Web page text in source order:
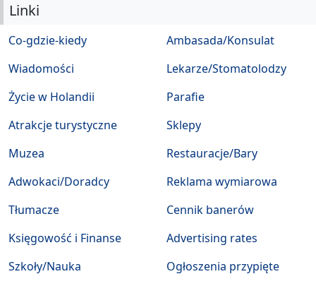
Linki
Co-gdzie-kiedy
Wiadomości
Życie w Holandii
Atrakcje turystyczne
Muzea
Ambasada/Konsulat
Lekarze/Stomatolodzy
Parafie
Sklepy
Restauracje/Bary
Adwokaci/Doradcy
Tłumacze
Księgowość i Finanse
Szkoły/Nauka
Reklama wymiarowa
Cennik banerów
Advertising rates
Ogłoszenia przypięte